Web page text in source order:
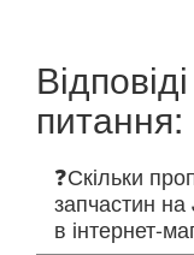
питання:
❓Скільки
запчастин
в інтернет-